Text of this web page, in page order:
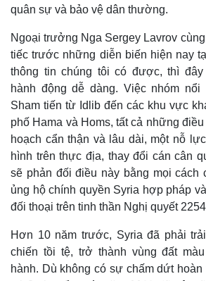
quân sự và bảo vệ dân thường.
Ngoại trưởng Nga Sergey Lavrov
tiếc trước những diễn biến hiện nay
thông tin chúng tôi có được, thì
hành động dễ dàng. Việc nhóm nổi
Sham tiến từ Idlib đến các khu vực
phố Hama và Homs, tất cả những
hoạch cẩn thận và lâu dài, một nỗ
hình trên thực địa, thay đổi cán cân
sẽ phản đối điều này bằng mọi cách
ủng hộ chính quyền Syria hợp pháp
đối thoại trên tinh thần Nghị quyết
Hơn 10 năm trước, Syria đã phải
chiến tồi tệ, trở thành vùng đất
hành. Dù không có sự chấm dứt hoàn